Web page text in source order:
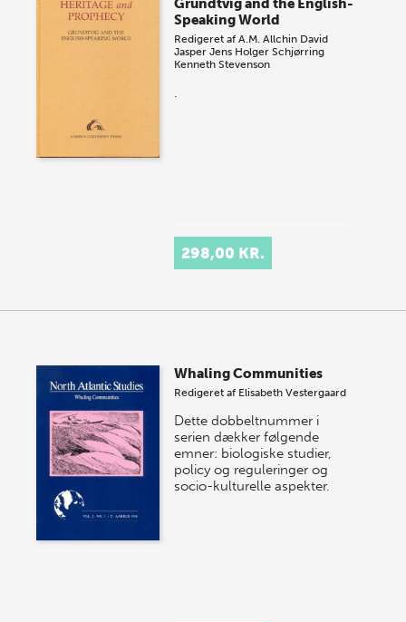
Grundtvig and the English-
Speaking World
Redigeret afA.M. Allchin David
Jasper Jens Holger Schjørring
Kenneth Stevenson
.
298,00 KR.
Whaling Communities
Redigeret af Elisabeth Vestergaard
Dette dobbeltnummer i
serien dækker følgende
emner: biologiske studier,
policy og reguleringer og
socio-kulturelle aspekter.